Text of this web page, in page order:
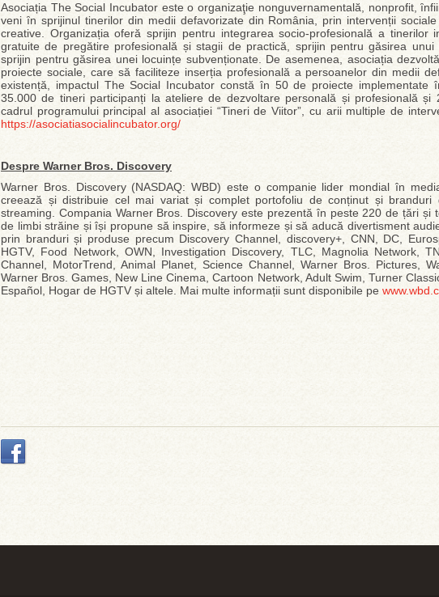
Asociația The Social Incubator este o organizaţie nonguvernamentală, nonprofit,
veni ȋn sprijinul tinerilor din medii defavorizate din România, prin intervenții
creative. Organizația oferă sprijin pentru integrarea socio-profesională a tinerilor
gratuite de pregătire profesională și stagii de practică, sprijin pentru găsirea
sprijin pentru găsirea unei locuințe subvenționate. De asemenea, asociația
proiecte sociale, care să faciliteze inserția profesională a persoanelor din medii
existență, impactul The Social Incubator constă în 50 de proiecte implementate
35.000 de tineri participanți la ateliere de dezvoltare personală și profesională și
cadrul programului principal al asociației “Tineri de Viitor”, cu arii multiple de
https://asociatiasocialincubator.org/
Despre Warner Bros. Discovery
Warner Bros. Discovery (NASDAQ: WBD) este o companie lider mondial în
creează și distribuie cel mai variat și complet portofoliu de conținut și branduri
streaming. Compania Warner Bros. Discovery este prezentă în peste 220 de țări și
de limbi străine și își propune să inspire, să informeze și să aducă divertisment
prin branduri și produse precum Discovery Channel, discovery+, CNN, DC,
HGTV, Food Network, OWN, Investigation Discovery, TLC, Magnolia Network,
Channel, MotorTrend, Animal Planet, Science Channel, Warner Bros. Pictures,
Warner Bros. Games, New Line Cinema, Cartoon Network, Adult Swim, Turner
Español, Hogar de HGTV și altele. Mai multe informații sunt disponibile pe